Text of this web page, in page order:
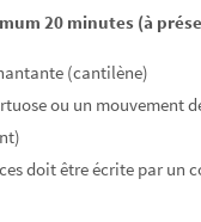
20 minutes (à
(cantilène)
ou un mouvement
doit être écrite par un